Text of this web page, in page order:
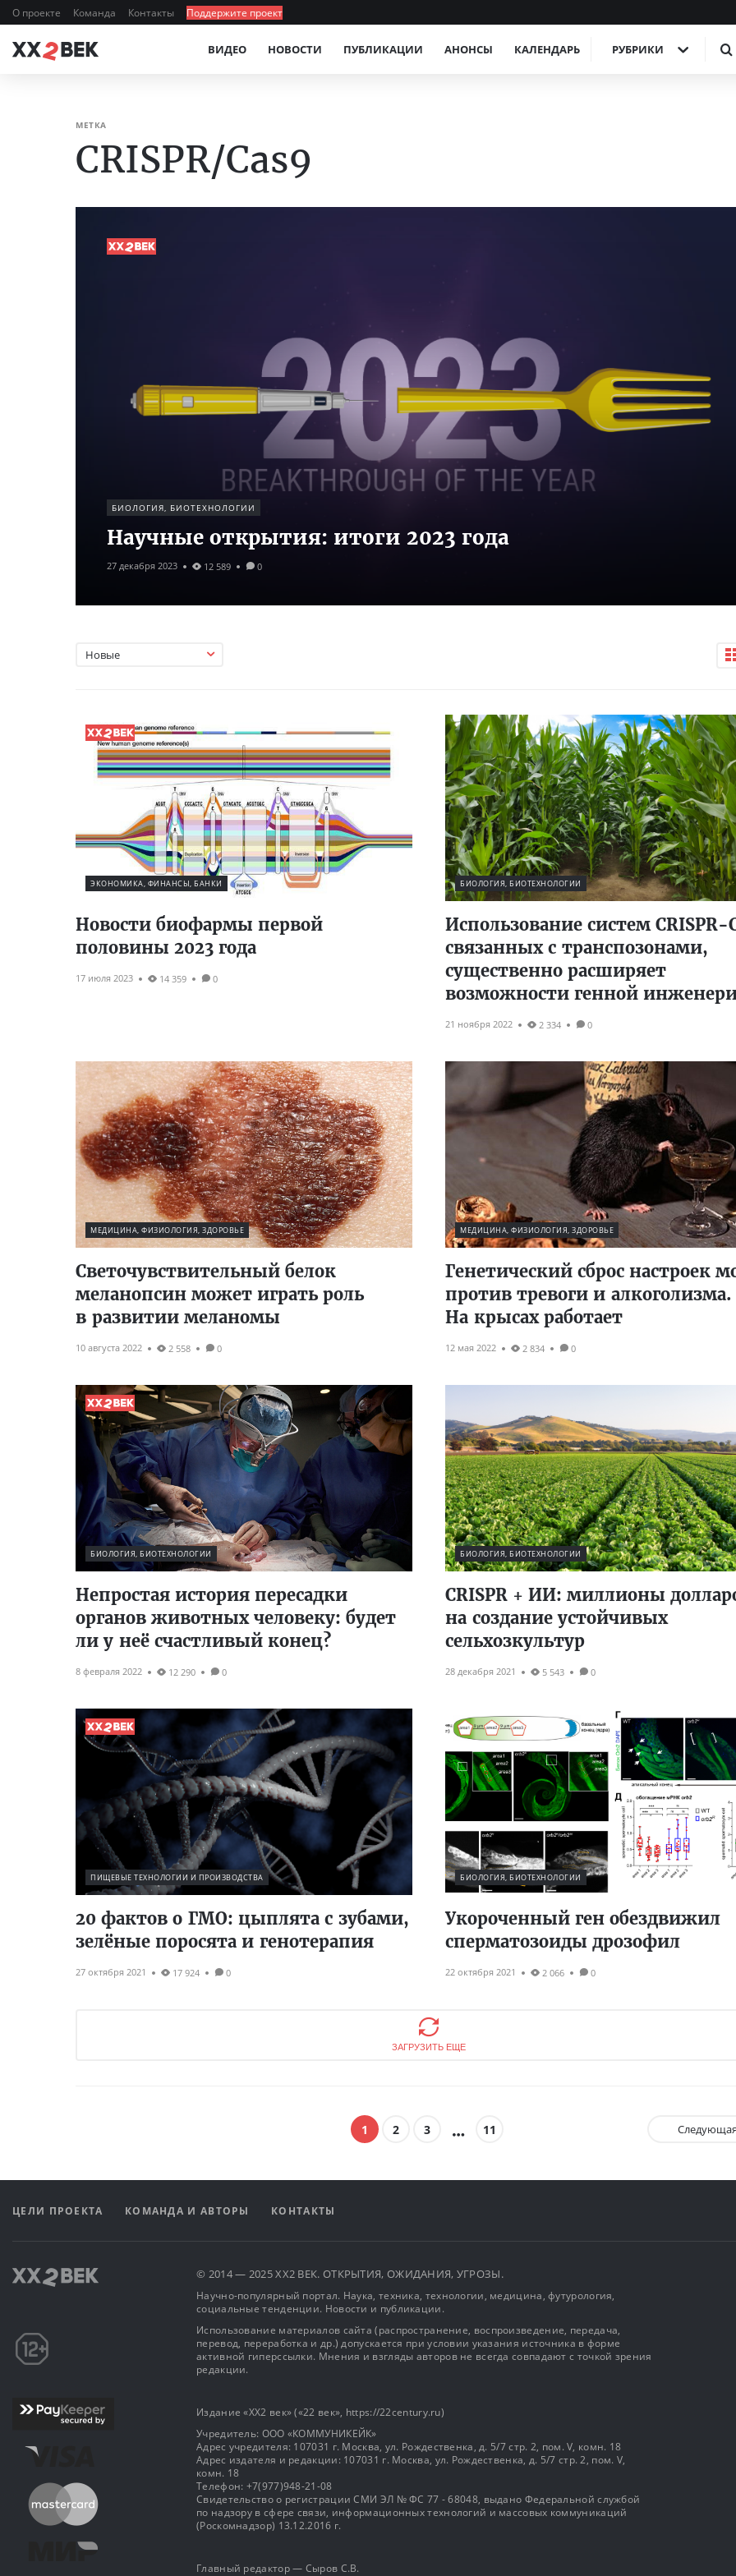
О проекте Команда Контакты Поддержите проект
ВИДЕО НОВОСТИ ПУБЛИКАЦИИ АНОНСЫ КАЛЕНДАРЬ РУБРИКИ
МЕТКА
CRISPR/Cas9
БИОЛОГИЯ, БИОТЕХНОЛОГИИ
Научные открытия: итоги 2023 года
27 декабря 2023 12 589 0
Новые
ЭКОНОМИКА, ФИНАНСЫ, БАНКИ
Новости биофармы первой
половины 2023 года
17 июля 2023 14 359 0
БИОЛОГИЯ, БИОТЕХНОЛОГИИ
Использование систем CRISPR-
связанных с транспозонами,
существенно расширяет
возможности генной
21 ноября 2022 2 334 0
МЕДИЦИНА, ФИЗИОЛОГИЯ, ЗДОРОВЬЕ
Светочувствительный белок
меланопсин может играть роль
в развитии меланомы
10 августа 2022 2 558 0
МЕДИЦИНА, ФИЗИОЛОГИЯ, ЗДОРОВЬЕ
Генетический сброс настроек
против тревоги и алкоголизма.
На крысах работает
12 мая 2022 2 834 0
БИОЛОГИЯ, БИОТЕХНОЛОГИИ
Непростая история пересадки
органов животных человеку: будет
ли у неё счастливый конец?
8 февраля 2022 12 290 0
БИОЛОГИЯ, БИОТЕХНОЛОГИИ
CRISPR + ИИ: миллионы
на создание устойчивых
сельхозкультур
28 декабря 2021 5 543 0
ПИЩЕВЫЕ ТЕХНОЛОГИИ И ПРОИЗВОДСТВА
20 фактов о ГМО: цыплята с зубами,
зелёные поросята и генотерапия
27 октября 2021 17 924 0
БИОЛОГИЯ, БИОТЕХНОЛОГИИ
Укороченный ген обездвижил
сперматозоиды дрозофил
22 октября 2021 2 066 0
ЗАГРУЗИТЬ ЕЩЕ
1 2 3 11
ЦЕЛИ ПРОЕКТА КОМАНДА И АВТОРЫ КОНТАКТЫ
© 2014 — 2025 XX2 ВЕК. ОТКРЫТИЯ, ОЖИДАНИЯ, УГРОЗЫ.
Научно-популярный портал. Наука, техника, технологии, медицина, футурология,
социальные тенденции. Новости и публикации.
Использование материалов сайта (распространение, воспроизведение, передача,
перевод, переработка и др.) допускается при условии указания источника в форме
активной гиперссылки. Мнения и взгляды авторов не всегда совпадают с точкой зрения
редакции.
Издание «XX2 век» («22 век», https://22century.ru)
Учредитель: OOO «КОММУНИКЕЙК»
Адрес учредителя: 107031 г. Москва, ул. Рождественка, д. 5/7 стр. 2, пом. V, комн. 18
Адрес издателя и редакции: 107031 г. Москва, ул. Рождественка, д. 5/7 стр. 2, пом. V,
комн. 18
Телефон: +7(977)948-21-08
Свидетельство о регистрации СМИ ЭЛ № ФС 77 - 68048, выдано Федеральной службой
по надзору в сфере связи, информационных технологий и массовых коммуникаций
(Роскомнадзор) 13.12.2016 г.
Главный редактор — Сыров С.В.